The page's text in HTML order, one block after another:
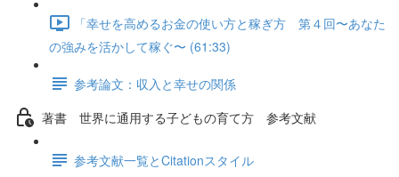
「幸せを高めるお金の使い方と稼ぎ方 第４回〜あなた
の強みを活かして稼ぐ〜 (61:33)
参考論文：収入と幸せの関係
著書 世界に通用する子どもの育て方 参考文献
参考文献一覧とCitationスタイル